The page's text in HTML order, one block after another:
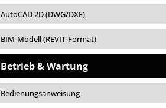
AutoCAD 2D (DWG/DXF)
BIM-Modell (REVIT-Format)
Betrieb & Wartung
Bedienungsanweisung